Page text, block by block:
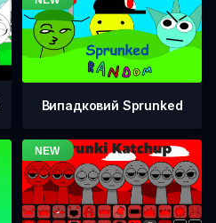
Випадковий Sprunked